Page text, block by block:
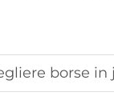
borse